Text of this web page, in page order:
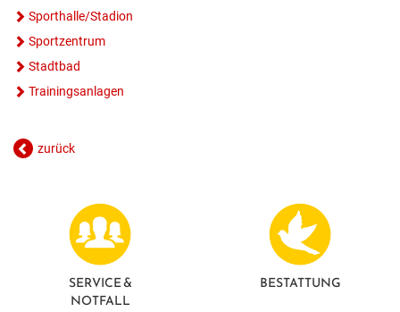
Sporthalle/Stadion
Sportzentrum
Stadtbad
Trainingsanlagen
zurück
SERVICE &
NOTFALL
BESTATTUNG